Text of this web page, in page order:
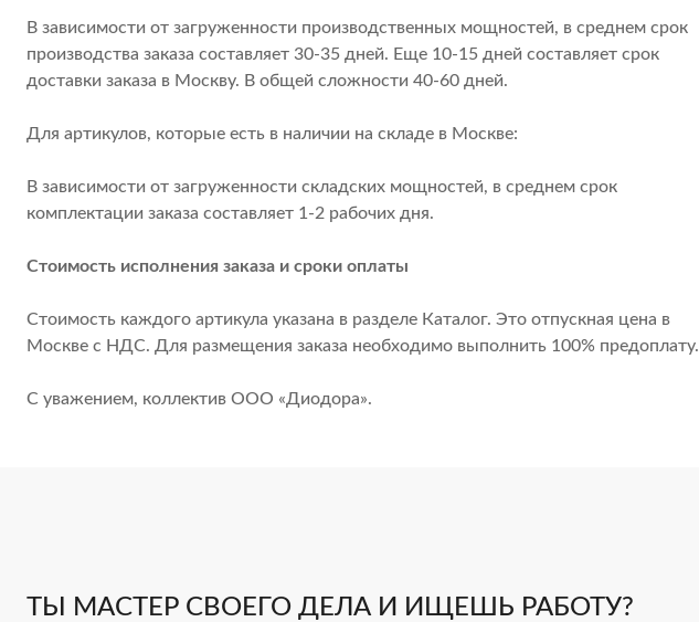
В зависимости от загруженности производственных мощностей, в среднем срок
производства заказа составляет 30-35 дней. Еще 10-15 дней составляет срок
доставки заказа в Москву. В общей сложности 40-60 дней.
Для артикулов, которые есть в наличии на складе в Москве:
В зависимости от загруженности складских мощностей, в среднем срок
комплектации заказа составляет 1-2 рабочих дня.
Стоимость исполнения заказа и сроки оплаты
Стоимость каждого артикула указана в разделе Каталог. Это отпускная цена в
Москве с НДС. Для размещения заказа необходимо выполнить 100% предоплату.
С уважением, коллектив ООО «Диодора».
ТЫ МАСТЕР СВОЕГО ДЕЛА И ИЩЕШЬ РАБОТУ?